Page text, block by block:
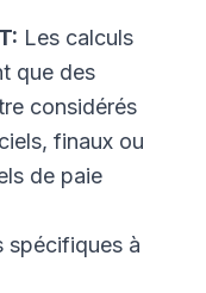
Les calculs
que des
considérés
finaux ou
de paie
spécifiques à